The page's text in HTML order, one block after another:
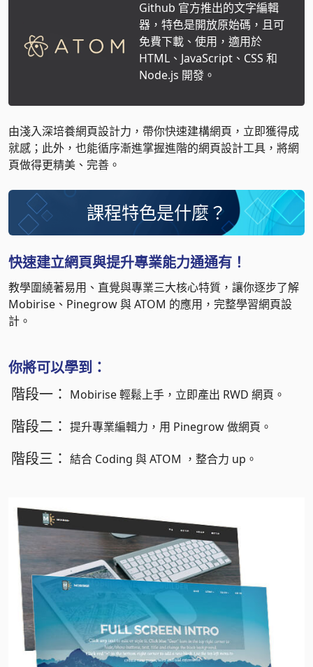
Github 官方推出的文字編輯
器，特色是開放原始碼，且可
免費下載、使用，適用於
HTML、JavaScript、CSS 和
Node.js 開發。
由淺入深培養網頁設計力，帶你快速建構網頁，立即獲得成
就感；此外，也能循序漸進掌握進階的網頁設計工具，將網
頁做得更精美、完善。
課程特色是什麼？
快速建立網頁與提升專業能力通通有！
教學圍繞著易用、直覺與專業三大核心特質，讓你逐步了解
Mobirise、Pinegrow 與 ATOM 的應用，完整學習網頁設
計。
你將可以學到：
階段一： Mobirise 輕鬆上手，立即產出 RWD 網頁。
階段二： 提升專業編輯力，用 Pinegrow 做網頁。
階段三： 結合 Coding 與 ATOM ，整合力 up。